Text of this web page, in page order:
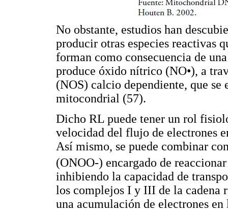
No obstante, estudios han
producir otras especies reactivas
forman como consecuencia de
produce óxido nítrico (NO•), a
(NOS) calcio dependiente, que
mitocondrial (57).
Dicho RL puede tener un rol
velocidad del flujo de electrones
Así mismo, se puede combinar
(ONOO-) encargado de
inhibiendo la capacidad de
los complejos I y III de la cadena
una acumulación de electrones